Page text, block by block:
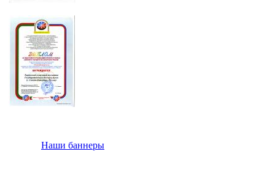
Наши баннеры